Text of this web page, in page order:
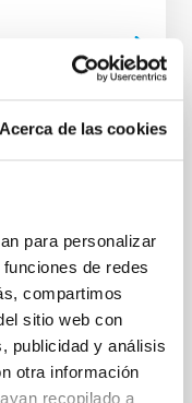
Acerca de las cookies
para personalizar
de redes
compartimos
sitio web con
publicidad y análisis
otra información
recopilado a
disk Star TOI-
a multiplanet
contains a rocky,
(V = 10.2)...